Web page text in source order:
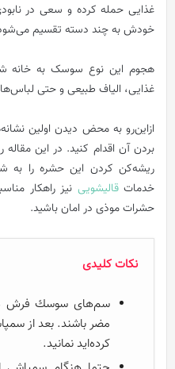
غذایی حمله کرده و سعی در
خودش به چند دسته تقسیم
هجوم این نوع سوسک به خانه
غذایی، الیاف طبیعی و حتی
ازاین‌رو به محض دیدن اولین
بردن آن اقدام کنید. در این
ریشه‌کن کردن این حشره را به
خدماتقالیشویی نیز راهکار
حشرات موذی در امان باشید.
نکات کلیدی
سم‌های سوسك فرش
مضر باشند. بعد از
کرده‌اید نمانید.